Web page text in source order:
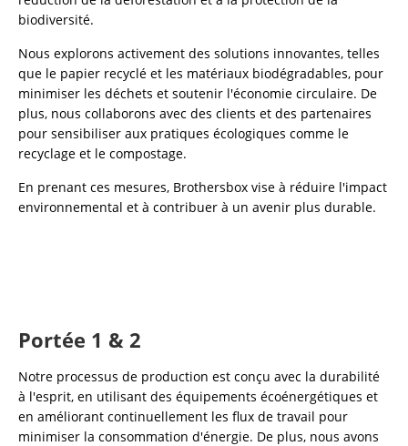
biodiversité.
Nous explorons activement des solutions innovantes, telles
que le papier recyclé et les matériaux biodégradables, pour
minimiser les déchets et soutenir l'économie circulaire. De
plus, nous collaborons avec des clients et des partenaires
pour sensibiliser aux pratiques écologiques comme le
recyclage et le compostage.
En prenant ces mesures, Brothersbox vise à réduire l'impact
environnemental et à contribuer à un avenir plus durable.
Portée 1 & 2
Notre processus de production est conçu avec la durabilité
à l'esprit, en utilisant des équipements écoénergétiques et
en améliorant continuellement les flux de travail pour
minimiser la consommation d'énergie. De plus, nous avons